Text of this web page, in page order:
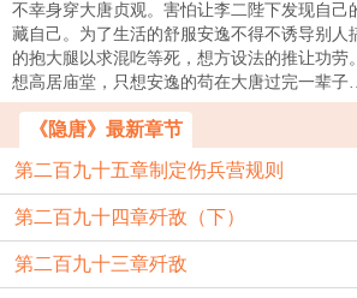
不幸身穿大唐贞观。害怕让李二陛下发现自己
藏自己。为了生活的舒服安逸不得不诱导别人
的抱大腿以求混吃等死，想方设法的推让功劳
想高居庙堂，只想安逸的苟在大唐过完一辈
《隐唐》最新章节
第二百九十五章制定伤兵营规则
第二百九十四章歼敌（下）
第二百九十三章歼敌